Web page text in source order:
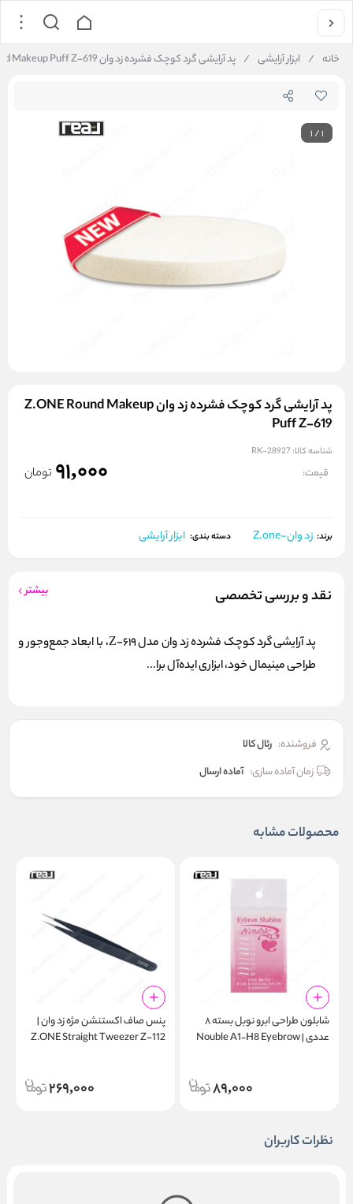
خانه / ابزار آرایشی / پد آرایشی گرد کوچک فشرده زد وان Z.ONE Round Makeup Puff Z-619
1/1
پد آرایشی گرد کوچک فشرده زد وان Z.ONE Round Makeup
Puff Z-619
شناسه کالا: RK-28927
قیمت: 91,000 تومان
برند: زد وان-Z.one دسته بندی: ابزار آرایشی
نقد و بررسی تخصصی بیشتر
پد آرایشی گرد کوچک فشرده زد وان مدل Z-619، با ابعاد جمع‌وجور و
طراحی مینیمال خود، ابزاری ایده‌آل برا...
فروشنده: رئال كالا
زمان آماده سازی: آماده ارسال
محصولات مشابه
شابلون طراحی ابرو نوبل بسته ۸
عددی | Nouble A1‑H8 Eyebrow
89,000
پنس صاف اکستنشن مژه زد وان |
Z.ONE Straight Tweezer Z-112
269,000
نظرات کاربران